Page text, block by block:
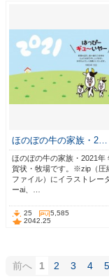
ほのぼの牛の家族・2…
ほのぼの牛の家族・2021年
賀状・牧場です。※zip（圧
ファイル）にイラストレー
ーai、…
25
5,585
2042.25
前へ 1 2 3 4 5